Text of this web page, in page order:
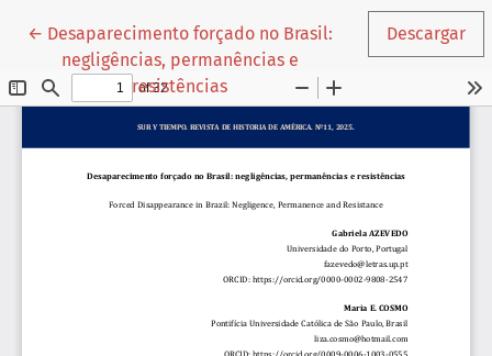
← Volver a los detalles del artículo
Desaparecimento forçado no Brasil:
negligências, permanências e
resistências
Descargar